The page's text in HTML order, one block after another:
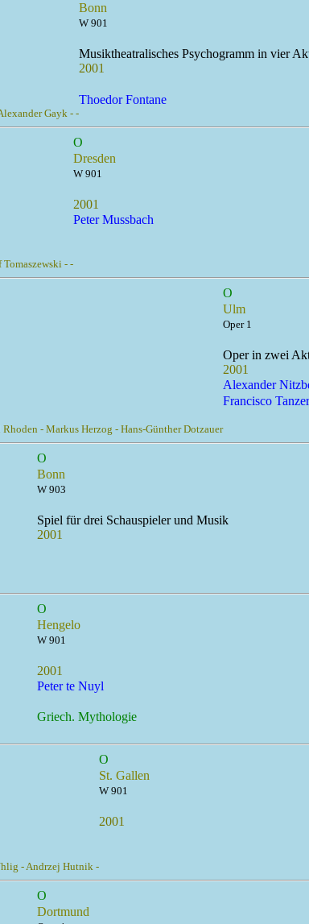
Bonn
W 901
Musiktheatralisches Psychogramm in vier
2001
Thoedor Fontane
Gayk - -
O
Dresden
W 901
2001
Peter Mussbach
- -
O
Ulm
Oper 1
Oper in zwei
2001
Alexander
Francisco Tanzer
- Markus Herzog - Hans-Günther Dotzauer
O
Bonn
W 903
Spiel für drei Schauspieler und Musik
2001
O
Hengelo
W 901
2001
Peter te Nuyl
Griech. Mythologie
O
St. Gallen
W 901
2001
- Andrzej Hutnik -
O
Dortmund